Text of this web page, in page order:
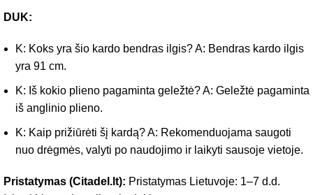
DUK:
K: Koks yra šio kardo bendras ilgis? A: Bendras kardo ilgis
yra 91 cm.
K: Iš kokio plieno pagaminta geležtė? A: Geležtė pagaminta
iš anglinio plieno.
K: Kaip prižiūrėti šį kardą? A: Rekomenduojama saugoti
nuo drėgmės, valyti po naudojimo ir laikyti sausoje vietoje.
Pristatymas (Citadel.lt): Pristatymas Lietuvoje: 1–7 d.d.